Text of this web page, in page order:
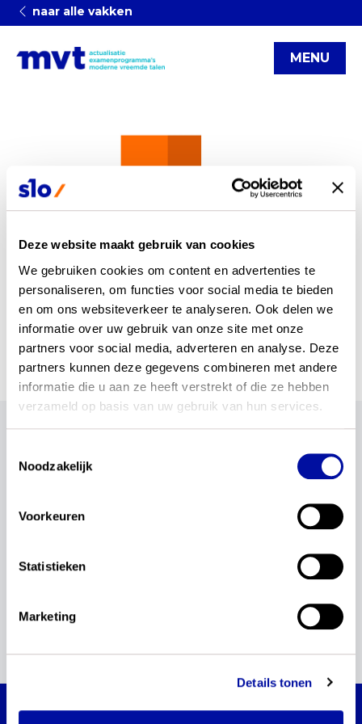
Deze website maakt gebruik van cookies
We gebruiken cookies om content en advertenties te
personaliseren, om functies voor social media te bieden
en om ons websiteverkeer te analyseren. Ook delen we
informatie over uw gebruik van onze site met onze
partners voor social media, adverteren en analyse. Deze
partners kunnen deze gegevens combineren met andere
informatie die u aan ze heeft verstrekt of die ze hebben
verzameld op basis van uw gebruik van hun services.
Noodzakelijk
Voorkeuren
Statistieken
Marketing
Details tonen
naar alle vakken
MENU
Actualisatie examenprogramma's moderne